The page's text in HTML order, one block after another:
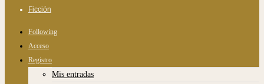
Ficción
Following
Acceso
Registro
Mis entradas